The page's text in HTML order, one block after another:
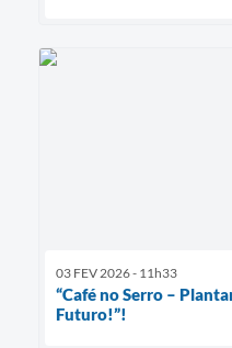
03 FEV 2026 - 11h33
“Café no Serro –
Futuro!”!